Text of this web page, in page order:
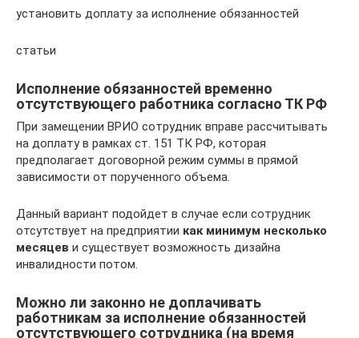
установить доплату за исполнение обязанностей
статьи
Исполнение обязанностей временно
отсутствующего работника согласно ТК РФ
При замещении ВРИО сотрудник вправе рассчитывать
на доплату в рамках ст. 151 ТК РФ, которая
предполагает договорной режим суммы в прямой
зависимости от порученного объема.
Данный вариант подойдет в случае если сотрудник
отсутствует на предприятии как минимум несколько
месяцев и существует возможность дизайна
инвалидности потом.
Можно ли законно не доплачивать
работникам за исполнение обязанностей
отсутствующего сотрудника (на время